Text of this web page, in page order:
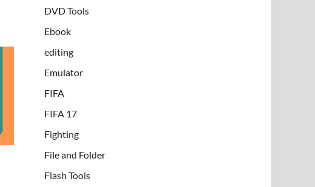
DVD Tools
Ebook
editing
Emulator
FIFA
FIFA 17
Fighting
File and Folder
Flash Tools